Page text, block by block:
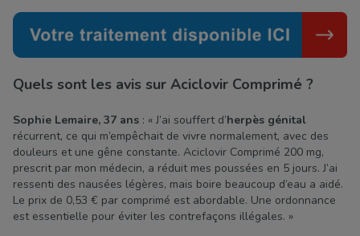
Quels sont les avis sur Aciclovir Comprimé ?
Sophie Lemaire, 37 ans : « J’ai souffert d’herpès génital
récurrent, ce qui m’empêchait de vivre normalement, avec des
douleurs et une gêne constante. Aciclovir Comprimé 200 mg,
prescrit par mon médecin, a réduit mes poussées en 5 jours. J’ai
ressenti des nausées légères, mais boire beaucoup d’eau a aidé.
Le prix de 0,53 € par comprimé est abordable. Une ordonnance
est essentielle pour éviter les contrefaçons illégales. »